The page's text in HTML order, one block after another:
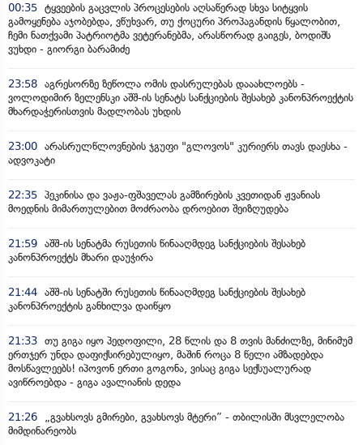
00:35 ტყვეების გაცვლის პროცესების აღსაწერად სხვა სიტყვის
გამოყენება აჯობებდა, ვწუხვარ, თუ ქოცური პროპაგანდის წყალობით,
ჩემი ნათქვამი პატრიოტმა ვეტერანებმა, არასწორად გაიგეს, ბოდიშს
ვუხდი - გიორგი ბარამიძე
23:58 აგრესორზე ზეწოლა ომის დასრულებას დააახლოებს -
ვოლოდიმირ ზელენსკი აშშ-ის სენატს სანქციების შესახებ კანონპროექტის
მხარდაჭერისთვის მადლობას უხდის
23:00 არასრულწლოვნების ჯგუფი "გლოვოს" კურიერს თავს დაესხა -
ადვოკატი
22:35 პეკინისა და ვაჟა-ფშაველას გამზირების კვეთიდან ჟვანიას
მოედნის მიმართულებით მოძრაობა დროებით შეიზღუდება
21:59 აშშ-ის სენატმა რუსეთის წინააღმდეგ სანქციების შესახებ
კანონპროექტს მხარი დაუჭირა
21:44 აშშ-ის სენატში რუსეთის წინააღმდეგ სანქციების შესახებ
კანონპროექტის განხილვა დაიწყო
21:33 თუ გიგა იყო პედოფილი, 28 წლის და 8 თვის მანძილზე, მინიმუმ
ერთჯერ უნდა დაფიქსირებულიყო, მაშინ როცა 8 წელი ამზადებდა
მოსწავლეებს! იპოვონ ერთი გოგონა, ვისაც გიგა სექსუალურად
ავიწროებდა - გიგა ავალიანის დედა
21:26
„გვახსოვს გმირები, გვახსოვს მტერი” - თბილისში მსვლელობა
მიმდინარეობს